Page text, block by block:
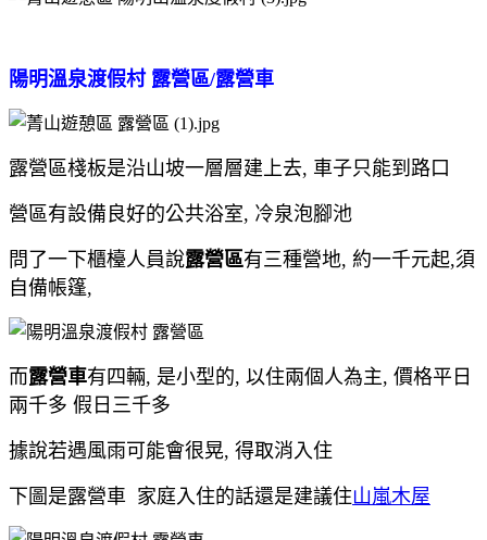
陽明溫泉渡假村 露營區/露營車
露營區棧板是沿山坡一層層建上去, 車子只能到路口
營區有設備良好的公共浴室, 冷泉泡腳池
問了一下櫃檯人員說露營區有三種營地, 約一千元起,須
自備帳篷,
而露營車有四輛, 是小型的, 以住兩個人為主, 價格平日
兩千多 假日三千多
據說若遇風雨可能會很晃, 得取消入住
下圖是露營車 家庭入住的話還是建議住山嵐木屋